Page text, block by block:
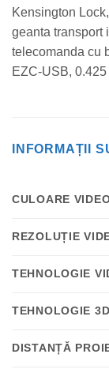
Kensington
geanta transport
telecomanda cu
EZC-USB,
INFORMAȚII
CULOARE
REZOLUȚIE
TEHNOLOGIE
TEHNOLOGIE 3D
DISTANȚĂ